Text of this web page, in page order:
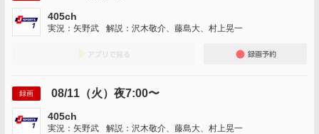
405ch
実況：矢野武 解説：沢木敬介、藤島大、村上晃一
録画 08/11（火）夜7:00〜
405ch
実況：矢野武 解説：沢木敬介、藤島大、村上晃一